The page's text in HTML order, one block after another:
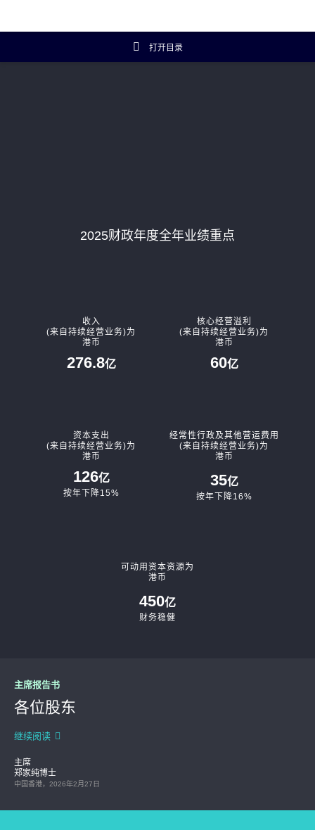
打开目录
补发已报失股票的公告
2025财政年度全年业绩重点
收入
(来自持续经营业务)为
港币
276.8亿
核心经营溢利
(来自持续经营业务)为
港币
60亿
资本支出
(来自持续经营业务)为
港币
126亿
按年下降15%
经常性行政及其他营运费用
(来自持续经营业务)为
港币
35亿
按年下降16%
可动用资本资源为
港币
450亿
财务稳健
主席报告书
各位股东
继续阅读
主席
郑家纯博士
中国香港，2026年2月27日